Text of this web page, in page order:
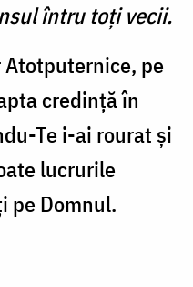
întru toţi vecii.
pe
credinţă în
Te i-ai rourat şi
lucrurile
pe Domnul.